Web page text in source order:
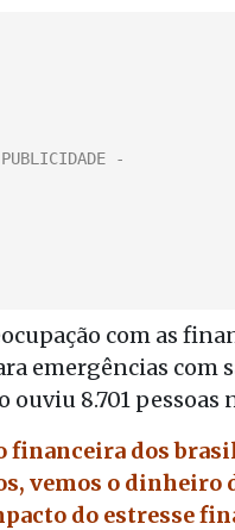
com as
emergências com
8.701 pessoas
financeira dos
vemos o
do estresse